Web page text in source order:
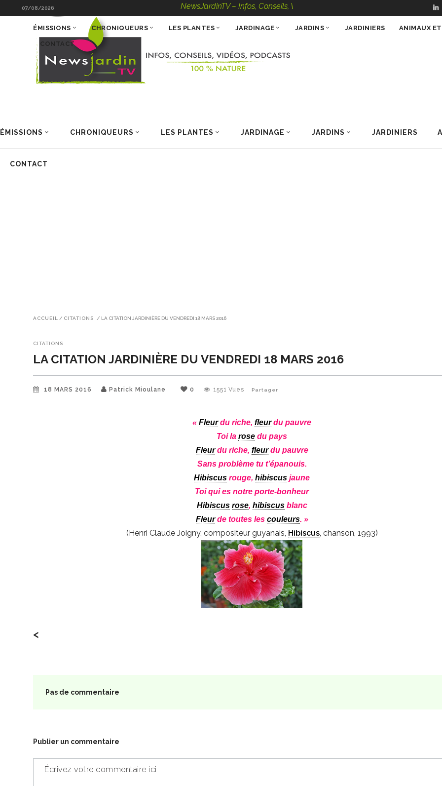
07/08/2026 NewsJardinTV – Infos, Conseils, Vidéos, Podcasts – 100 % Nature
ÉMISSIONS CHRONIQUEURS LES PLANTES JARDINAGE JARDINS JARDINIERS
CONTACT
ÉMISSIONS CHRONIQUEURS LES PLANTES JARDINAGE JARDINS JARDINIERS ANIMAUX
CONTACT
ACCUEIL / CITATIONS / LA CITATION JARDINIÈRE DU VENDREDI 18 MARS 2016
CITATIONS
LA CITATION JARDINIÈRE DU VENDREDI 18 MARS 2016
18 MARS 2016 Patrick Mioulane 0 1551 Vues Partager
«Fleurdu riche,fleurdu pauvre
Toi larose du pays
Fleurdu riche, fleurdu pauvre
Sans problème tu t’épanouis.
Hibiscus rouge,hibiscus jaune
Toi qui es notre porte-bonheur
Hibiscus rose, hibiscusblanc
Fleurde toutes les couleurs. »
(Henri Claude Joigny, compositeur guyanais, Hibiscus, chanson, 1993)
<
Pas de commentaire
Publier un commentaire